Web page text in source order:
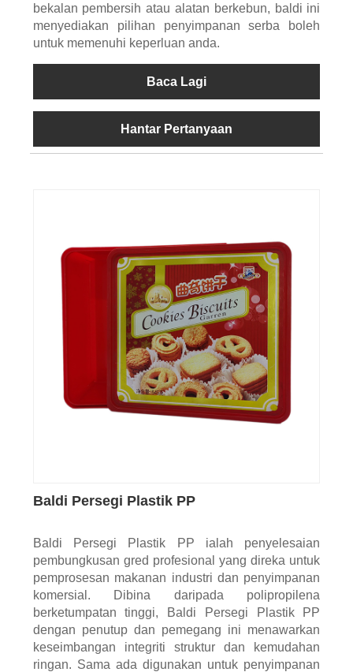
bekalan pembersih atau alatan berkebun, baldi ini
menyediakan pilihan penyimpanan serba boleh
untuk memenuhi keperluan anda.
Baca Lagi
Hantar Pertanyaan
Baldi Persegi Plastik PP
Baldi Persegi Plastik PP ialah penyelesaian
pembungkusan gred profesional yang direka untuk
pemprosesan makanan industri dan penyimpanan
komersial. Dibina daripada polipropilena
berketumpatan tinggi, Baldi Persegi Plastik PP
dengan penutup dan pemegang ini menawarkan
keseimbangan integriti struktur dan kemudahan
ringan. Sama ada digunakan untuk penyimpanan